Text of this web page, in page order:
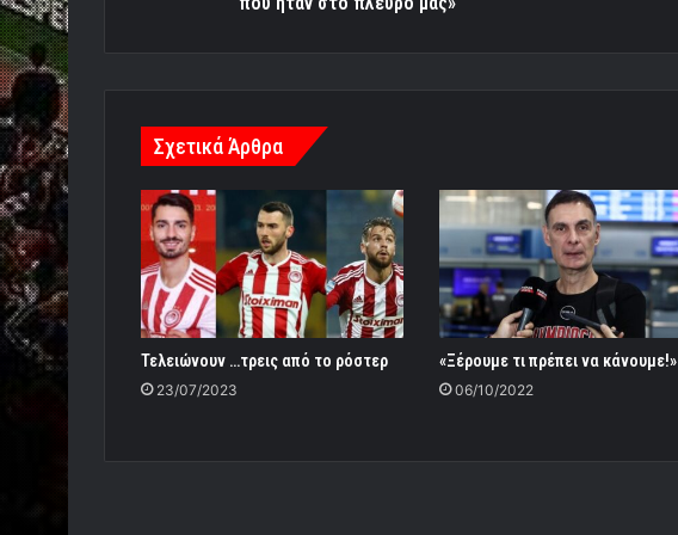
Σχετικά Άρθρα
Τελειώνουν …τρεις από το ρόστερ
23/07/2023
«Ξέρουμε τι πρέπει να κάνουμε!»
06/10/2022